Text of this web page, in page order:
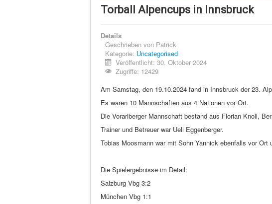
Torball Alpencups in Innsbruck
Details
Geschrieben von Patrick
Kategorie: Uncategorised
Veröffentlicht: 30. Oktober 2024
Zugriffe: 12429
Am Samstag, den 19.10.2024 fand in Innsbruck der 23.
Es waren 10 Mannschaften aus 4 Nationen vor Ort.
Die Vorarlberger Mannschaft bestand aus Florian Knoll,
Trainer und Betreuer war Ueli Eggenberger.
Tobias Moosmann war mit Sohn Yannick ebenfalls vor
Die Spielergebnisse im Detail:
Salzburg Vbg 3:2
München Vbg 1:1